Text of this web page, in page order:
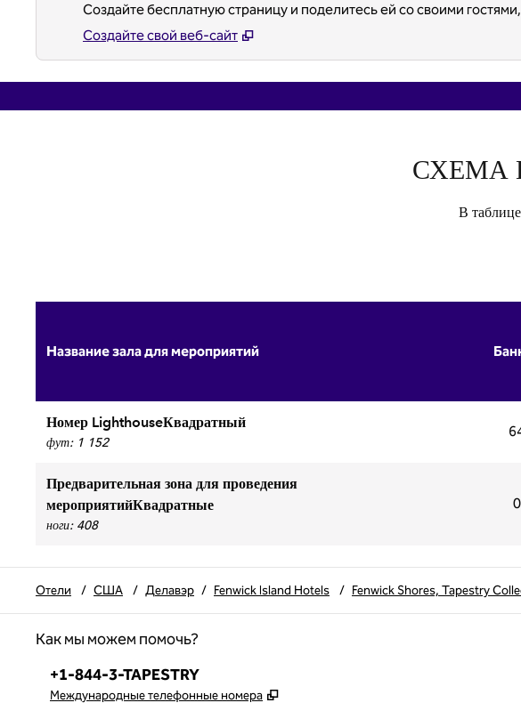
Создайте бесплатную страницу и поделитесь ей со своими
Создайте свой веб-сайт
СХЕМА
В
Название зала для мероприятий
Номер LighthouseКвадратный
фут: 1 152
Предварительная зона для проведения
мероприятийКвадратные
ноги: 408
0
Отели / США / Делавэр / Fenwick Island Hotels / Fenwick Shores, Tapestry
Как мы можем помочь?
Телефон:
+1-844-3-TAPESTRY
Международные телефонные номера ,